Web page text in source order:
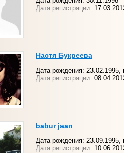
Дата регистрации:
Настя Букреева
Дата рождения: 23.02.1995,
Дата регистрации:
babur jaan
Дата рождения: 23.09.1995,
Дата регистрации: